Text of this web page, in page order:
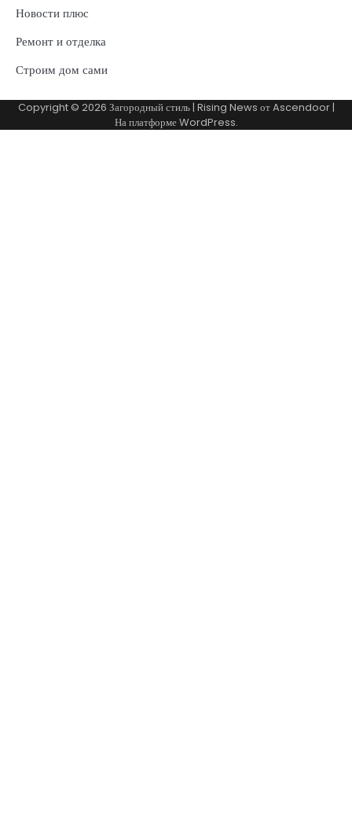
Новости плюс
Ремонт и отделка
Строим дом сами
Copyright © 2026 Загородный стиль| Rising News отAscendoor|
На платформеWordPress.